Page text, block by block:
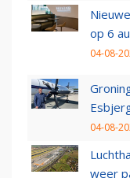
op 6
04-08-
04-08-
weer